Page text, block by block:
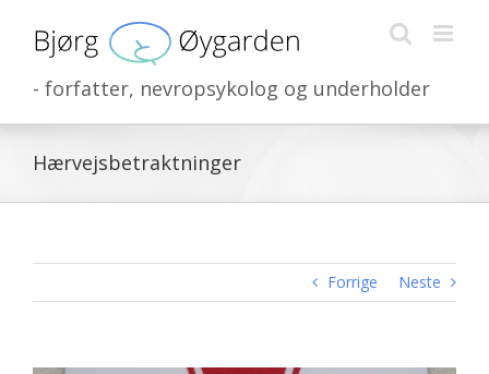
content
- forfatter, nevropsykolog og underholder
Hærvejsbetraktninger
Forrige Neste